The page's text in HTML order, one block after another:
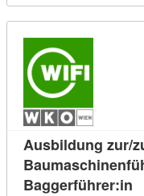
Ausbildung zur/
Baggerführer:in